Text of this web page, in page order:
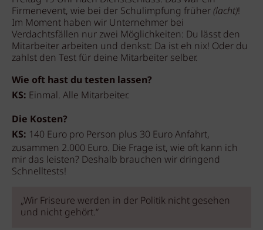
Firmenevent, wie bei der Schulimpfung früher(lacht)!
Im Moment haben wir Unternehmer bei
Verdachtsfällen nur zwei Möglichkeiten: Du lässt den
Mitarbeiter arbeiten und denkst: Da ist eh nix! Oder du
zahlst den Test für deine Mitarbeiter selber.
Wie oft hast du testen lassen?
KS: Einmal. Alle Mitarbeiter.
Die Kosten?
KS: 140 Euro pro Person plus 30 Euro Anfahrt,
zusammen 2.000 Euro. Die Frage ist, wie oft kann ich
mir das leisten? Deshalb brauchen wir dringend
Schnelltests!
„Wir Friseure werden in der Politik nicht gesehen
und nicht gehört.“